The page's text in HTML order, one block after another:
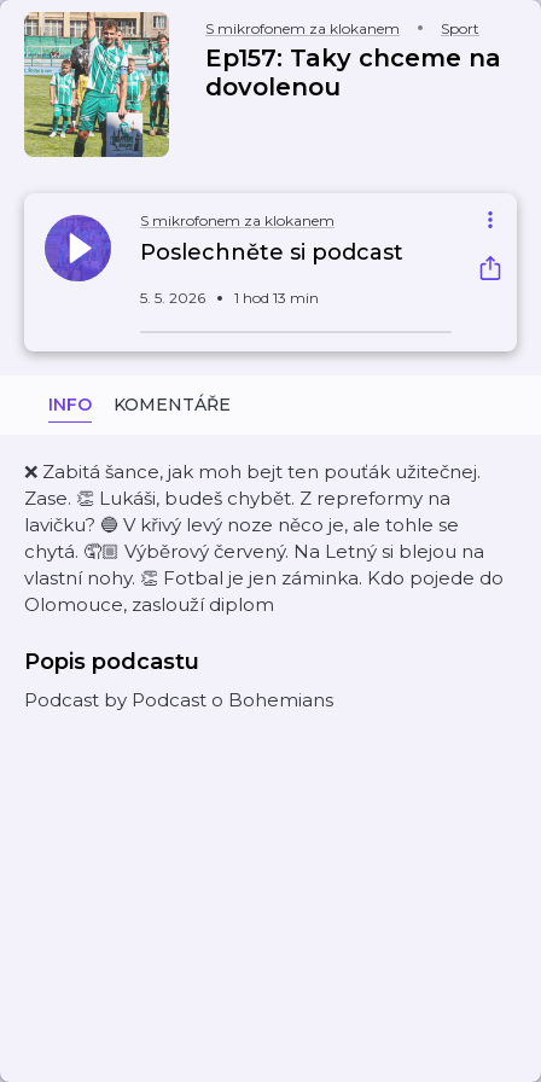
S mikrofonem za klokanem Sport
Ep157: Taky chceme na
dovolenou
S mikrofonem za klokanem
Poslechněte si podcast
5. 5. 2026 1 hod 13 min
INFO KOMENTÁŘE
❌ Zabitá šance, jak moh bejt ten pouťák užitečnej.
Zase. 👏 Lukáši, budeš chybět. Z repreformy na
lavičku? 🔵 V křivý levý noze něco je, ale tohle se
chytá. 🤦🏼 Výběrový červený. Na Letný si blejou na
vlastní nohy. 👏 Fotbal je jen záminka. Kdo pojede do
Olomouce, zaslouží diplom
Popis podcastu
Podcast by Podcast o Bohemians